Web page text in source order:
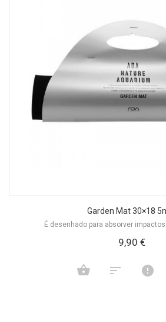
Garden Mat 30×18
É desenhado para absorver impactos
9,90 €